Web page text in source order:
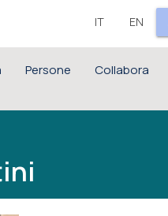
EN
IT
Persone Collabora